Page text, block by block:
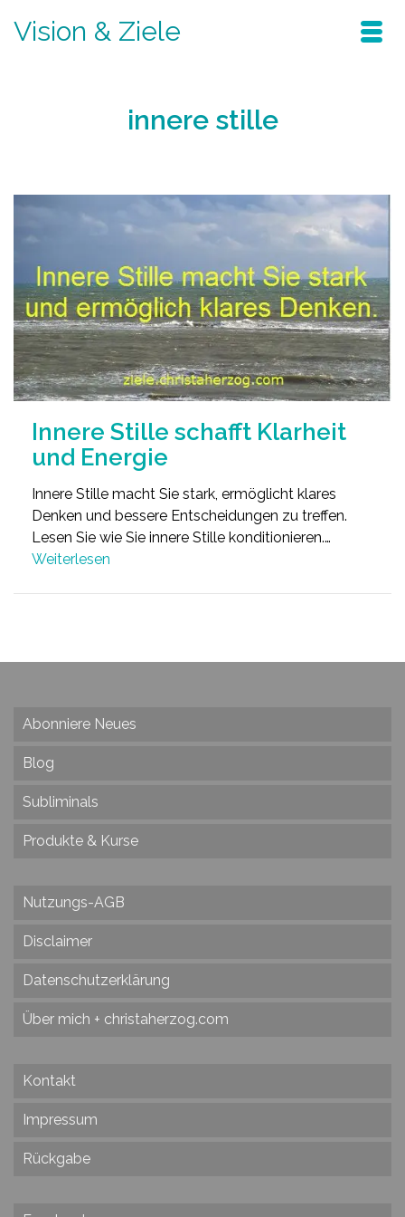
Vision & Ziele
innere stille
Innere Stille schafft Klarheit
und Energie
Innere Stille macht Sie stark, ermöglicht klares
Denken und bessere Entscheidungen zu treffen.
Lesen Sie wie Sie innere Stille konditionieren.…
Weiterlesen
Abonniere Neues
Blog
Subliminals
Produkte & Kurse
Nutzungs-AGB
Disclaimer
Datenschutzerklärung
Über mich + christaherzog.com
Kontakt
Impressum
Rückgabe